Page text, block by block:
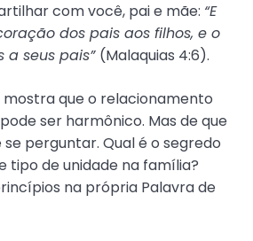
com você, pai e mãe: “E
dos pais aos filhos, e o
a seus pais” (Malaquias 4:6).
mostra que o relacionamento
ser harmônico. Mas de que
perguntar. Qual é o segredo
tipo de unidade na família?
na própria Palavra de